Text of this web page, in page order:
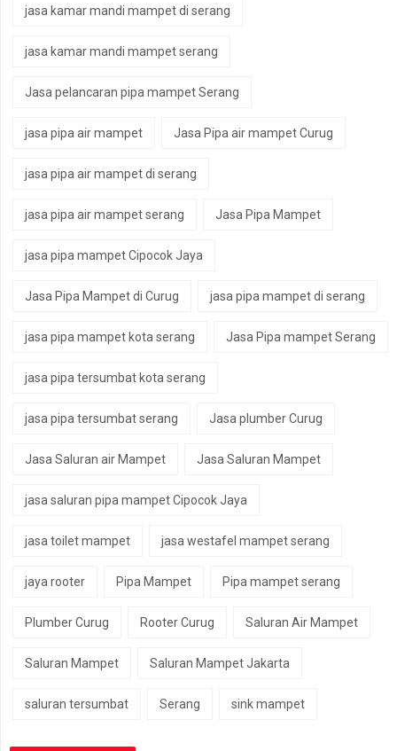
jasa kamar mandi mampet di serang
jasa kamar mandi mampet serang
Jasa pelancaran pipa mampet Serang
jasa pipa air mampet Jasa Pipa air mampet Curug
jasa pipa air mampet di serang
jasa pipa air mampet serang Jasa Pipa Mampet
jasa pipa mampet Cipocok Jaya
Jasa Pipa Mampet di Curug jasa pipa mampet di serang
jasa pipa mampet kota serang Jasa Pipa mampet Serang
jasa pipa tersumbat kota serang
jasa pipa tersumbat serang Jasa plumber Curug
Jasa Saluran air Mampet Jasa Saluran Mampet
jasa saluran pipa mampet Cipocok Jaya
jasa toilet mampet jasa westafel mampet serang
jaya rooter Pipa Mampet Pipa mampet serang
Plumber Curug Rooter Curug Saluran Air Mampet
Saluran Mampet Saluran Mampet Jakarta
saluran tersumbat Serang sink mampet